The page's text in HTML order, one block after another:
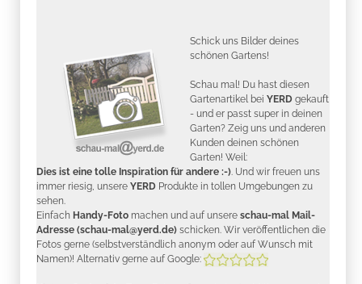
Schick uns Bilder deines
schönen Gartens!
Schau mal! Du hast diesen
Gartenartikel bei YERD gekauft
- und er passt super in deinen
Garten? Zeig uns und anderen
Kunden deinen schönen
Garten! Weil:
Dies ist eine tolle Inspiration für andere :-). Und wir freuen uns
immer riesig, unsere YERD Produkte in tollen Umgebungen zu
sehen.
Einfach Handy-Foto machen und auf unsere schau-mal Mail-
Adresse (schau-mal@yerd.de) schicken. Wir veröffentlichen die
Fotos gerne (selbstverständlich anonym oder auf Wunsch mit
Namen)! Alternativ gerne auf Google: